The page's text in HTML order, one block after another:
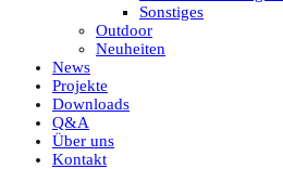
Sonstiges
Outdoor
Neuheiten
News
Projekte
Downloads
Q&A
Über uns
Kontakt